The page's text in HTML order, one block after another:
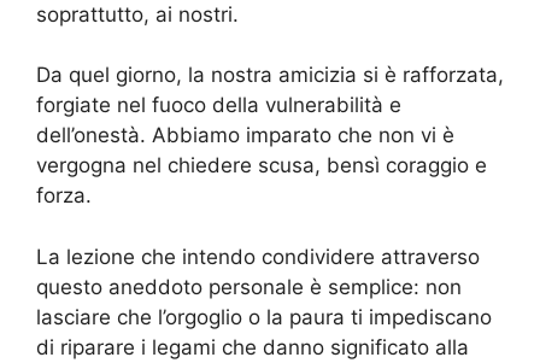
soprattutto, ai nostri.
Da quel giorno, la nostra amicizia si è rafforzata,
forgiate nel fuoco della vulnerabilità e
dell’onestà. Abbiamo imparato che non vi è
vergogna nel chiedere scusa, bensì coraggio e
forza.
La lezione che intendo condividere attraverso
questo aneddoto personale è semplice: non
lasciare che l’orgoglio o la paura ti impediscano
di riparare i legami che danno significato alla